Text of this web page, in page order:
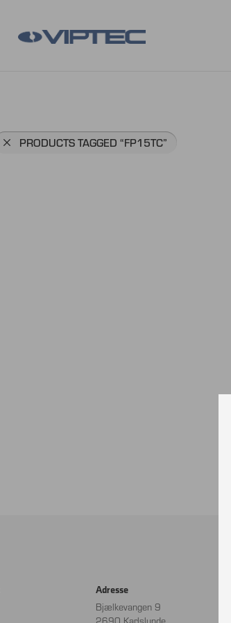
PRODUCTS TAGGED “FP15TC”
Adresse
Bjælkevangen 9